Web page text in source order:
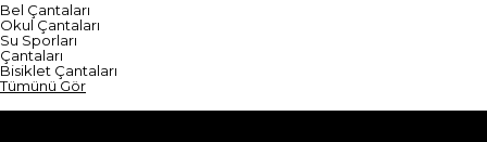
Bel Çantaları
Okul Çantaları
Su Sporları
Çantaları
Bisiklet Çantaları
Tümünü Gör